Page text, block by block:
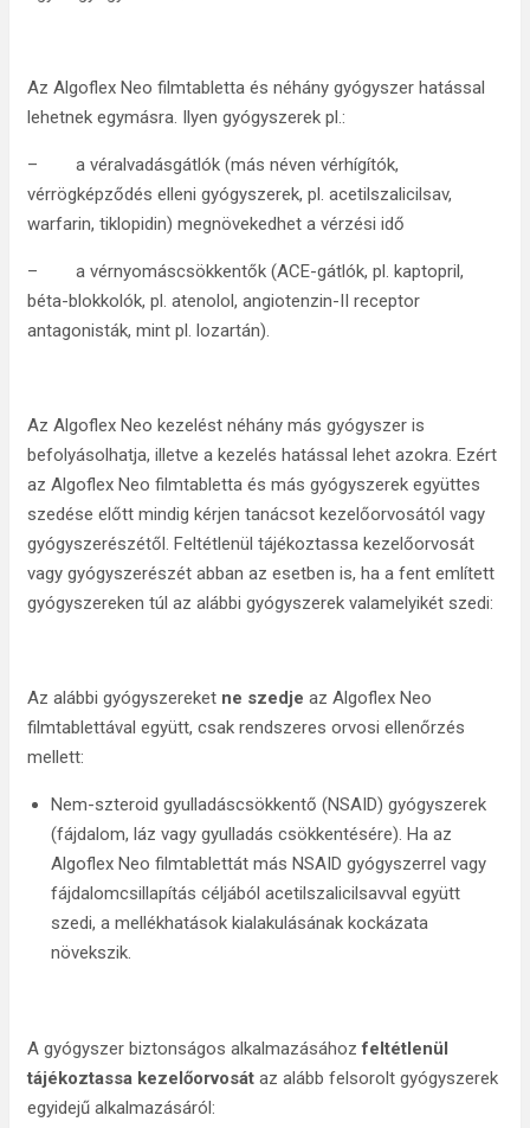
Az Algoflex Neo filmtabletta és néhány gyógyszer hatással
lehetnek egymásra. Ilyen gyógyszerek pl.:
– a véralvadásgátlók (más néven vérhígítók,
vérrögképződés elleni gyógyszerek, pl. acetilszalicilsav,
warfarin, tiklopidin) megnövekedhet a vérzési idő
– a vérnyomáscsökkentők (ACE-gátlók, pl. kaptopril,
béta-blokkolók, pl. atenolol, angiotenzin-II receptor
antagonisták, mint pl. lozartán).
Az Algoflex Neo kezelést néhány más gyógyszer is
befolyásolhatja, illetve a kezelés hatással lehet azokra. Ezért
az Algoflex Neo filmtabletta és más gyógyszerek együttes
szedése előtt mindig kérjen tanácsot kezelőorvosától vagy
gyógyszerészétől. Feltétlenül tájékoztassa kezelőorvosát
vagy gyógyszerészét abban az esetben is, ha a fent említett
gyógyszereken túl az alábbi gyógyszerek valamelyikét szedi:
Az alábbi gyógyszereket ne szedje az Algoflex Neo
filmtablettával együtt, csak rendszeres orvosi ellenőrzés
mellett:
Nem-szteroid gyulladáscsökkentő (NSAID) gyógyszerek
(fájdalom, láz vagy gyulladás csökkentésére). Ha az
Algoflex Neo filmtablettát más NSAID gyógyszerrel vagy
fájdalomcsillapítás céljából acetilszalicilsavval együtt
szedi, a mellékhatások kialakulásának kockázata
növekszik.
A gyógyszer biztonságos alkalmazásáhozfeltétlenül
tájékoztassa kezelőorvosát az alább felsorolt gyógyszerek
egyidejű alkalmazásáról: